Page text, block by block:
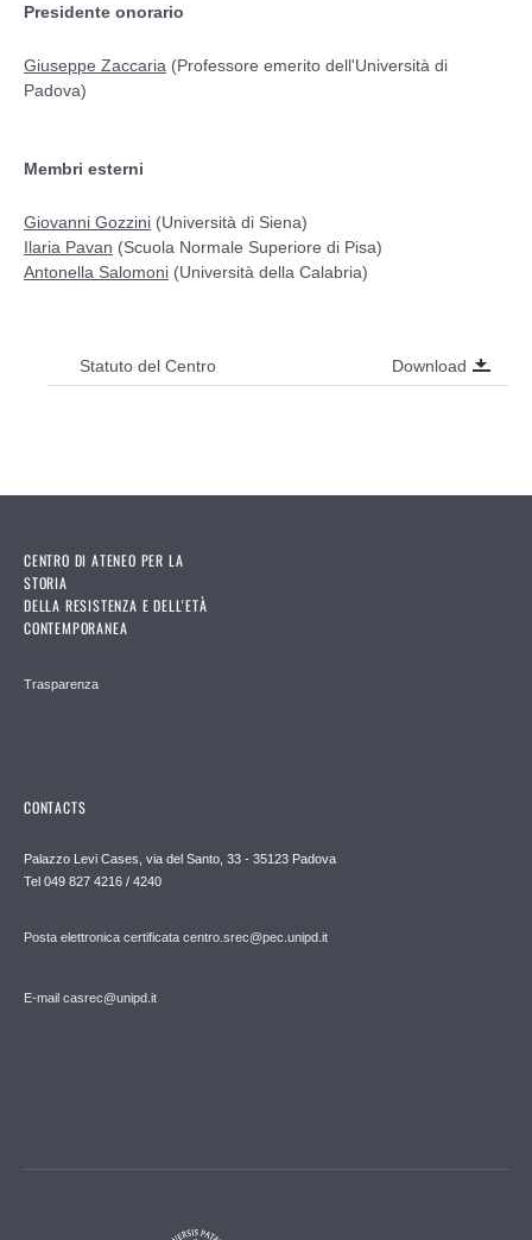
Presidente onorario
Giuseppe Zaccaria (Professore emerito dell'Università di
Padova)
Membri esterni
Giovanni Gozzini (Università di Siena)
Ilaria Pavan (Scuola Normale Superiore di Pisa)
Antonella Salomoni (Università della Calabria)
Statuto del Centro Download
CENTRO DI ATENEO PER LA
STORIA
DELLA RESISTENZA E DELL'ETÀ
CONTEMPORANEA
Trasparenza
CONTACTS
Palazzo Levi Cases, via del Santo, 33 - 35123 Padova
Tel 049 827 4216 / 4240
Posta elettronica certificata centro.srec@pec.unipd.it
E-mail casrec@unipd.it